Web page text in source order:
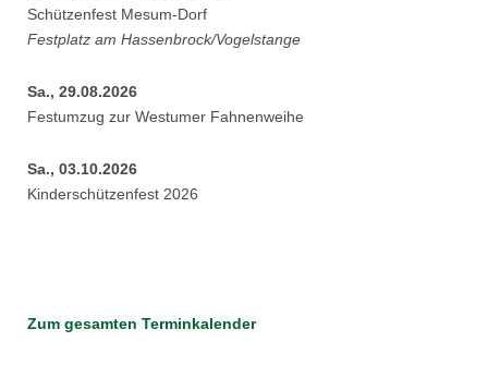
Schützenfest Mesum-Dorf
Festplatz am Hassenbrock/Vogelstange
Sa., 29.08.2026
Festumzug zur Westumer Fahnenweihe
Sa., 03.10.2026
Kinderschützenfest 2026
Zum gesamten Terminkalender